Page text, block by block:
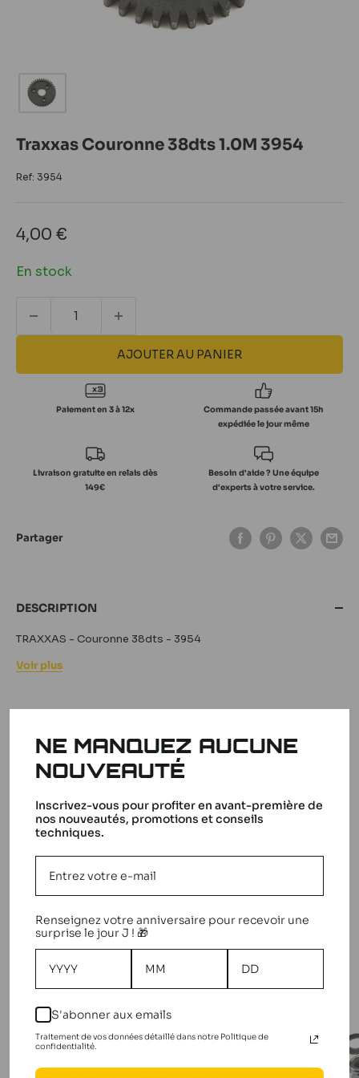
Traxxas Couronne 38dts 1.0M 3954
Ref: 3954
Prix
4,00 €
En stock
AJOUTER AU PANIER
Paiement en 3 à 12x
Commande passée avant 15h
expédiée le jour même
Livraison gratuite en relais dès
149€
Besoin d'aide ? Une équipe
d'experts à votre service.
Partager
DESCRIPTION
TRAXXAS - Couronne 38dts - 3954
Voir plus
Traxxas est l'un des leaders du marché des voitures RC,
célèbre pour ses véhicules robustes et prêts à l'emploi qui
conviennent aussi bien aux débutants qu'aux passionnés
expérimentés, offrant une expérience de conduite
exceptionnelle sans compromis sur la qualité.
Tous nos produits Traxxas
TRAXXAS - Couronne 38dts - 3954
Avis
Questions
réponses
D'AUTRES CLIENTS
ÉTAIENT INTÉRESSÉS PAR
NE MANQUEZ AUCUNE
NOUVEAUTÉ
Inscrivez-vous pour profiter en avant-première de
nos nouveautés, promotions et conseils
techniques.
Renseignez votre anniversaire pour recevoir une
surprise le jour J ! 🎁
S'abonner aux emails
Traitement de vos données détaillé dans notre Politique de
confidentialité.